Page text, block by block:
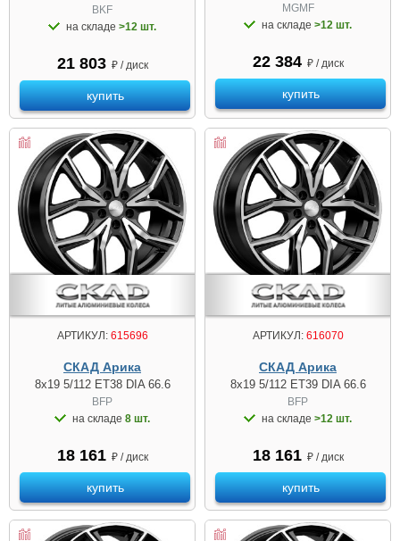
BKF
на складе >12 шт.
21 803 ₽ / диск
купить
MGMF
на складе >12 шт.
22 384 ₽ / диск
купить
АРТИКУЛ:615696
СКАД Арика
8x19 5/112 ET38 DIA 66.6
BFP
на складе 8 шт.
18 161 ₽ / диск
купить
АРТИКУЛ:616070
СКАД Арика
8x19 5/112 ET39 DIA 66.6
BFP
на складе >12 шт.
18 161 ₽ / диск
купить